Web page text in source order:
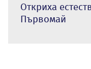
Откриха
Първомай